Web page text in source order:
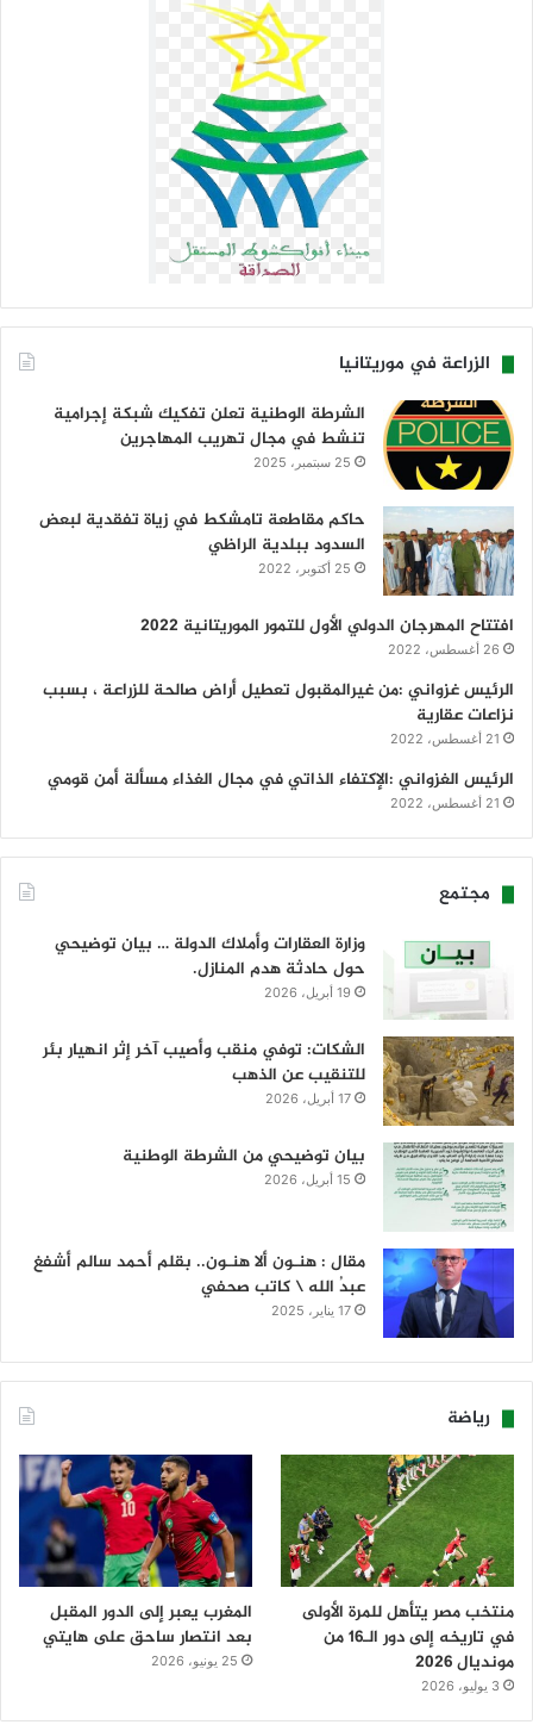
الزراعة في موريتانيا
الشرطة الوطنية تعلن تفكيك شبكة إجرامية
تنشط في مجال تهريب المهاجرين
25 سبتمبر، 2025
حاكم مقاطعة تامشكط في زياة تفقدية لبعض
السدود ببلدية الراظي
25 أكتوبر، 2022
افتتاح المهرجان الدولي الأول للتمور الموريتانية 2022
26 أغسطس، 2022
الرئيس غزواني :من غيرالمقبول تعطيل أراض صالحة للزراعة ، بسبب
نزاعات عقارية
21 أغسطس، 2022
الرئيس الغزواني :الإكتفاء الذاتي في مجال الغذاء مسألة أمن قومي
21 أغسطس، 2022
مجتمع
وزارة العقارات وأملاك الدولة … بيان توضيحي
حول حادثة هدم المنازل.
19 أبريل، 2026
الشكات: توفي منقب وأصيب آخر إثر انهيار بئر
للتنقيب عن الذهب
17 أبريل، 2026
بيان توضيحي من الشرطة الوطنية
15 أبريل، 2026
مقال : هنـون ألا هنـون.. بقلم أحمد سالم أشفغ
عبدُ الله \ كاتب صحفي
17 يناير، 2025
رياضة
منتخب مصر يتأهل للمرة الأولى
في تاريخه إلى دور الـ16 من
مونديال 2026
3 يوليو، 2026
المغرب يعبر إلى الدور المقبل
بعد انتصار ساحق على هايتي
25 يونيو، 2026